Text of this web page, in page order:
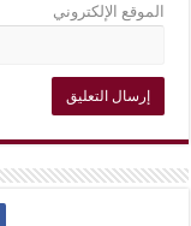
الموقع الإلكتروني